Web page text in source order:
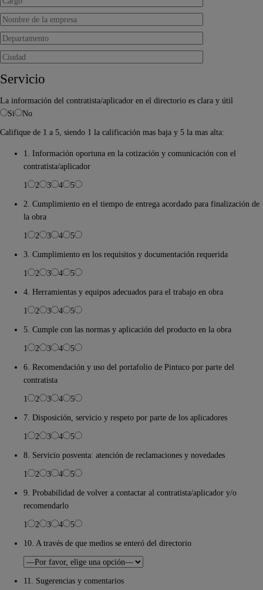
Servicio
La información del contratista/aplicador en el directorio es clara y útil
Si
No
Califique de 1 a 5, siendo 1 la calificación mas baja y 5 la mas alta:
1. Información oportuna en la cotización y comunicación con el
contratista/aplicador
1
2 3 4
5
2. Cumplimiento en el tiempo de entrega acordado para finalización de
la obra
1
2 3 4
5
3. Cumplimiento en los requisitos y documentación requerida
1
2 3 4
5
4. Herramientas y equipos adecuados para el trabajo en obra
1
2 3 4
5
5. Cumple con las normas y aplicación del producto en la obra
1
2 3 4
5
6. Recomendación y uso del portafolio de Pintuco por parte del
contratista
1
2 3 4
5
7. Disposición, servicio y respeto por parte de los aplicadores
1
2 3 4
5
8. Servicio posventa: atención de reclamaciones y novedades
1
2 3 4
5
9. Probabilidad de volver a contactar al contratista/aplicador y/o
recomendarlo
1
2 3 4
5
10. A través de que medios se enteró del directorio
11. Sugerencias y comentarios